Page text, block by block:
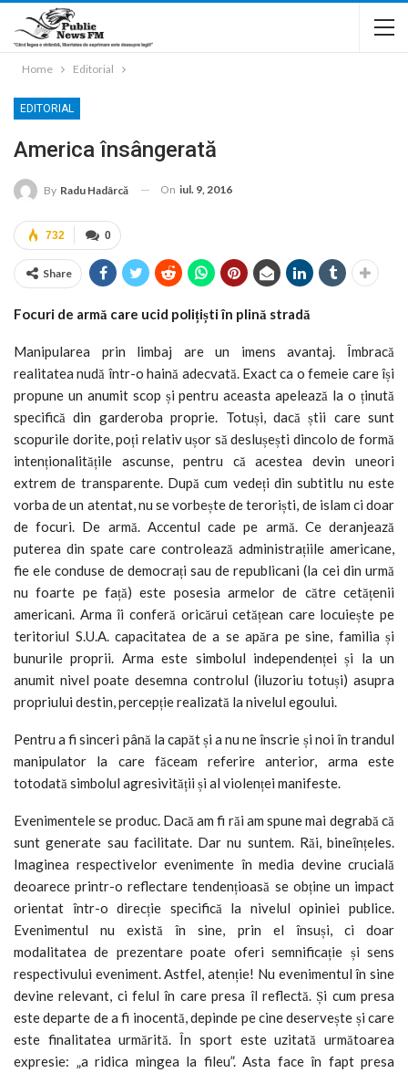
Home Editorial
EDITORIAL
America însângerată
By Radu Hadârcă On iul. 9, 2016
0
732
Share
Focuri de armă care ucid polițiști în plină stradă
Manipularea prin limbaj are un imens avantaj. Îmbracă
realitatea nudă într-o haină adecvată. Exact ca o femeie care își
propune un anumit scop și pentru aceasta apelează la o ținută
specifică din garderoba proprie. Totuși, dacă știi care sunt
scopurile dorite, poți relativ ușor să deslușești dincolo de formă
intenționalitățile ascunse, pentru că acestea devin uneori
extrem de transparente. După cum vedeți din subtitlu nu este
vorba de un atentat, nu se vorbește de teroriști, de islam ci doar
de focuri. De armă. Accentul cade pe armă. Ce deranjează
puterea din spate care controlează administrațiile americane,
fie ele conduse de democrați sau de republicani (la cei din urmă
nu foarte pe față) este posesia armelor de către cetățenii
americani. Arma îi conferă oricărui cetățean care locuiește pe
teritoriul S.U.A. capacitatea de a se apăra pe sine, familia și
bunurile proprii. Arma este simbolul independenței și la un
anumit nivel poate desemna controlul (iluzoriu totuși) asupra
propriului destin, percepție realizată la nivelul egoului.
Pentru a fi sinceri până la capăt și a nu ne înscrie și noi în trandul
manipulator la care făceam referire anterior, arma este
totodată simbolul agresivității și al violenței manifeste.
Evenimentele se produc. Dacă am fi răi am spune mai degrabă că
sunt generate sau facilitate. Dar nu suntem. Răi, bineînțeles.
Imaginea respectivelor evenimente în media devine crucială
deoarece printr-o reflectare tendențioasă se obține un impact
orientat într-o direcție specifică la nivelul opiniei publice.
Evenimentul nu există în sine, prin el însuși, ci doar
modalitatea de prezentare poate oferi semnificație și sens
respectivului eveniment. Astfel, atenție! Nu evenimentul în sine
devine relevant, ci felul în care presa îl reflectă. Și cum presa
este departe de a fi inocentă, depinde pe cine deservește și care
este finalitatea urmărită. În sport este uzitată următoarea
expresie: „a ridica mingea la fileu”. Asta face în fapt presa